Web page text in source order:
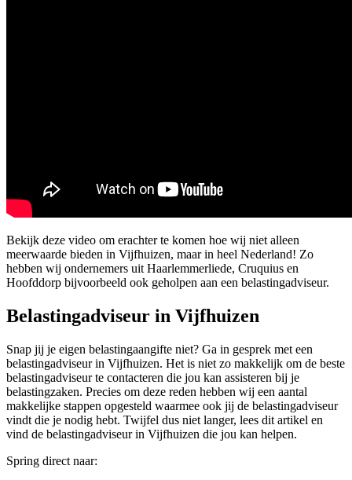
Bekijk deze video om erachter te komen hoe wij niet alleen
meerwaarde bieden in Vijfhuizen, maar in heel Nederland! Zo
hebben wij ondernemers uit Haarlemmerliede, Cruquius en
Hoofddorp bijvoorbeeld ook geholpen aan een belastingadviseur.
Belastingadviseur in Vijfhuizen
Snap jij je eigen belastingaangifte niet? Ga in gesprek met een
belastingadviseur in Vijfhuizen. Het is niet zo makkelijk om de beste
belastingadviseur te contacteren die jou kan assisteren bij je
belastingzaken. Precies om deze reden hebben wij een aantal
makkelijke stappen opgesteld waarmee ook jij de belastingadviseur
vindt die je nodig hebt. Twijfel dus niet langer, lees dit artikel en
vind de belastingadviseur in Vijfhuizen die jou kan helpen.
Spring direct naar: